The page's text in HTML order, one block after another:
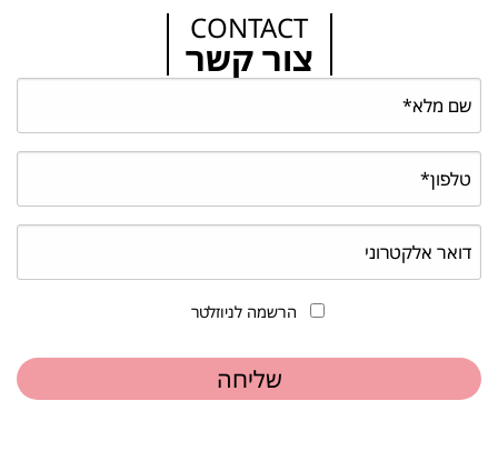
CONTACT
צור קשר
הרשמה לניוזלטר